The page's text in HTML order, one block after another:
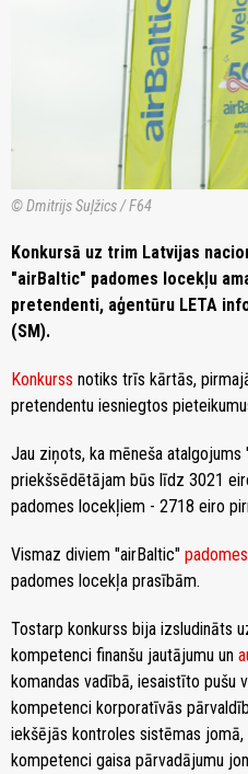
© Dmitrijs Suļžics / F64
Konkursā uz trim Latvijas
"airBaltic" padomes locekļu
pretendenti, aģentūru LETA
(SM).
Konkurss notiks trīs kārtās,
pretendentu iesniegtos
Jau ziņots, ka mēneša atalgojums
priekšsēdētājam būs līdz 3021
padomes locekļiem - 2718 eiro
Vismaz diviem "airBaltic" padomes
padomes locekļa prasībām.
Tostarp konkurss bija izsludināts
kompetenci finanšu jautājumu un
komandas vadībā, iesaistīto pušu
kompetenci korporatīvās
iekšējās kontroles sistēmas
kompetenci gaisa pārvadājumu